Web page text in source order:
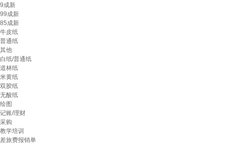
9成新
99成新
85成新
牛皮纸
普通纸
其他
白纸/普通纸
道林纸
米黄纸
双胶纸
无酸纸
绘图
记账/理财
采购
教学培训
差旅费报销单